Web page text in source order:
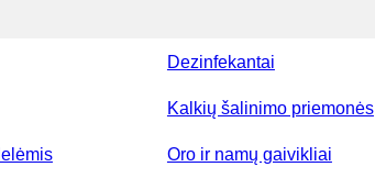
Dezinfekantai
Kalkių šalinimo priemonės
Oro ir namų gaivikliai